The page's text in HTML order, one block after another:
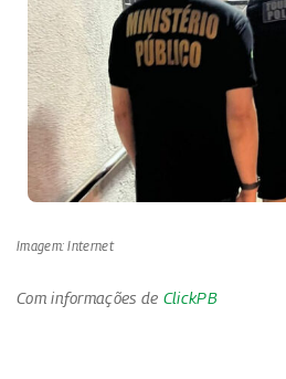
Imagem: Internet
Com informações de ClickPB